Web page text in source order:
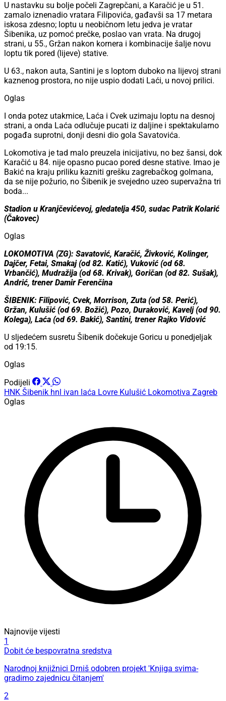
U nastavku su bolje počeli Zagrepčani, a Karačić je u 51.
zamalo iznenadio vratara Filipovića, gađavši sa 17 metara
iskosa zdesno; loptu u neobičnom letu jedva je vratar
Šibenika, uz pomoć prečke, poslao van vrata. Na drugoj
strani, u 55., Gržan nakon kornera i kombinacije šalje novu
loptu tik pored (lijeve) stative.
U 63., nakon auta, Santini je s loptom duboko na lijevoj strani
kaznenog prostora, no nije uspio dodati Laći, u novoj prilici.
Oglas
I onda potez utakmice, Laća i Cvek uzimaju loptu na desnoj
strani, a onda Laća odlučuje pucati iz daljine i spektakularno
pogađa suprotni, donji desni dio gola Savatovića.
Lokomotiva je tad malo preuzela inicijativu, no bez šansi, dok
Karačić u 84. nije opasno pucao pored desne stative. Imao je
Bakić na kraju priliku kazniti grešku zagrebačkog golmana,
da se nije požurio, no Šibenik je svejedno uzeo supervažna tri
boda...
Stadion u Kranjčevićevoj, gledatelja 450, sudac Patrik Kolarić
(Čakovec)
Oglas
LOKOMOTIVA (ZG): Savatović, Karačić, Živković, Kolinger,
Dajčer, Fetai, Smakaj (od 82. Katić), Vuković (od 68.
Vrbančić), Mudražija (od 68. Krivak), Goričan (od 82. Sušak),
Andrić, trener Damir Ferenčina
ŠIBENIK: Filipović, Cvek, Morrison, Zuta (od 58. Perić),
Gržan, Kulušić (od 69. Božić), Pozo, Duraković, Kavelj (od 90.
Kolega), Laća (od 69. Bakić), Santini, trener Rajko Vidović
U sljedećem susretu Šibenik dočekuje Goricu u ponedjeljak
od 19:15.
Oglas
Podijeli
HNK Šibenik hnl ivan laća Lovre Kulušić Lokomotiva Zagreb
Oglas
Najnovije vijesti
1
Dobit će bespovratna sredstva
Narodnoj knjižnici Drniš odobren projekt 'Knjiga svima-
gradimo zajednicu čitanjem'
2